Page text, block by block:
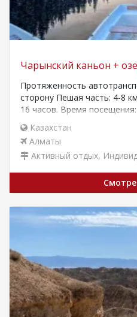
Чарынский каньон +
Протяженность
сторону Пешая часть: 4-8
16 часов. Время
Казахстан
Алматы
Активный отдых,